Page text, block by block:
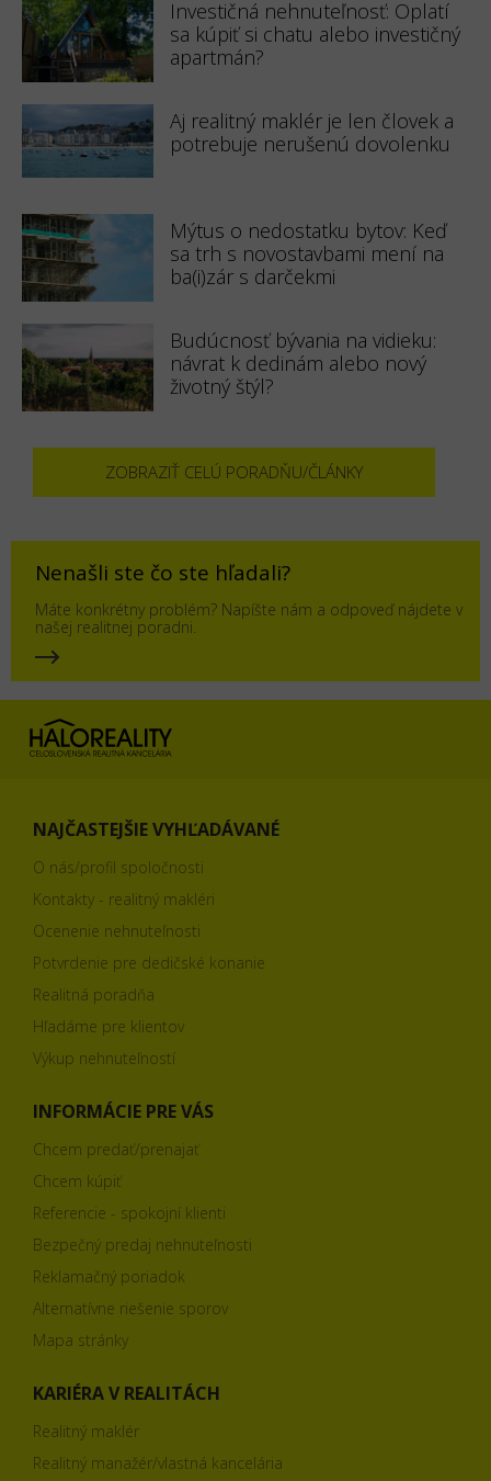
Investičná nehnuteľnosť: Oplatí
sa kúpiť si chatu alebo investičný
apartmán?
Aj realitný maklér je len človek a
potrebuje nerušenú dovolenku
Mýtus o nedostatku bytov: Keď
sa trh s novostavbami mení na
ba(i)zár s darčekmi
Budúcnosť bývania na vidieku:
návrat k dedinám alebo nový
životný štýl?
ZOBRAZIŤ CELÚ PORADŇU/ČLÁNKY
Nenašli ste čo ste hľadali?
Máte konkrétny problém? Napíšte nám a odpoveď nájdete v
našej realitnej poradni.
NAJČASTEJŠIE VYHĽADÁVANÉ
O nás/profil spoločnosti
Kontakty - realitný makléri
Ocenenie nehnuteľnosti
Potvrdenie pre dedičské konanie
Realitná poradňa
Hľadáme pre klientov
Výkup nehnuteľností
INFORMÁCIE PRE VÁS
Chcem predať/prenajať
Chcem kúpiť
Referencie - spokojní klienti
Bezpečný predaj nehnuteľnosti
Reklamačný poriadok
Alternatívne riešenie sporov
Mapa stránky
KARIÉRA V REALITÁCH
Realitný maklér
Realitný manažér/vlastná kancelária